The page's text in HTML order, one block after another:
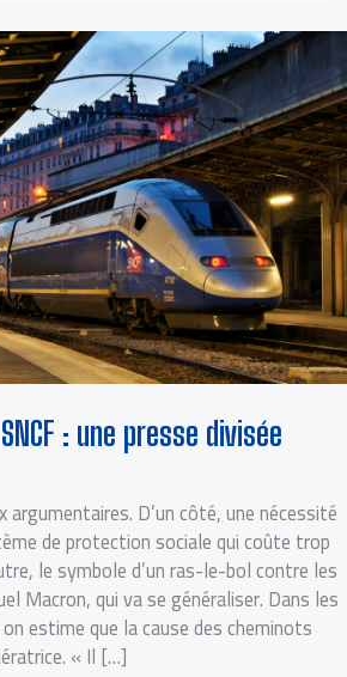
: une presse divisée
argumentaires. D’un côté, une nécessité
de protection sociale qui coûte trop
le symbole d’un ras-le-bol contre les
Macron, qui va se généraliser. Dans les
estime que la cause des cheminots
« Il […]